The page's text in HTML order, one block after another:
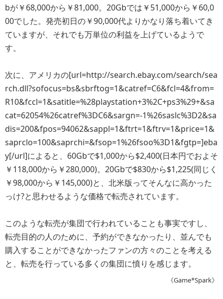
bが￥68,000から￥81,000。20Gbでは￥51,000から￥60,0
00でした。発売初日の￥90,000代よりかなり落ち着いてき
ていますが、それでも万単位の利益を上げているようで
す。
次に、アメリカの[url=http://search.ebay.com/search/sea
rch.dll?sofocus=bs&sbrftog=1&catref=C6&fcl=4&from=
R10&fccl=1&satitle=%28playstation+3%2C+ps3%29+&sa
cat=62054%26catref%3DC6&sargn=-1%26saslc%3D2&sa
dis=200&fpos=94062&sappl=1&ftrt=1&ftrv=1&price=1&
saprclo=100&saprchi=&fsop=1%26fsoo%3D1&fgtp=]eba
y[/url]によると、60Gbで$1,000から$2,400(日本円でおよそ
￥118,000から￥280,000)。20Gbで$830から$1,225(同じく
￥98,000から￥145,000)と、北米版ってそんなに高かった
っけ?と思わせるような価格で転売されています。
このような転売が集団で行われていることも事実ですし、
転売目的の人のために、予約ができなかったり、並んでも
購入することができなかったファンの方々のことを考える
と、転売を行っている多くの集団に憤りを感じます。
《Game*Spark》